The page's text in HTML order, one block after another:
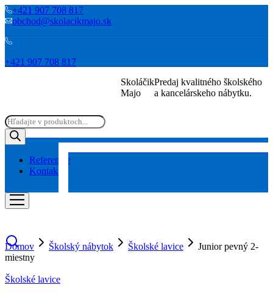
+421 907 708 817
obchod@skolacikmajo.sk
+421 907 708 817
Skoláčik
Majo
Predaj kvalitného školského
a kancelárskeho nábytku.
Products
search
Referencie
Kontakt
Domov Školský nábytok Školské lavice
Junior pevný 2-
miestny
Školské lavice